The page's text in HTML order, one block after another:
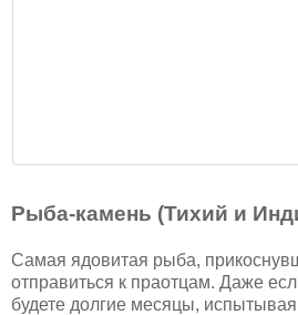
Рыба-камень (Тихий и
Самая ядовитая рыба,
отправиться к праотцам. Даже
будете долгие месяцы,